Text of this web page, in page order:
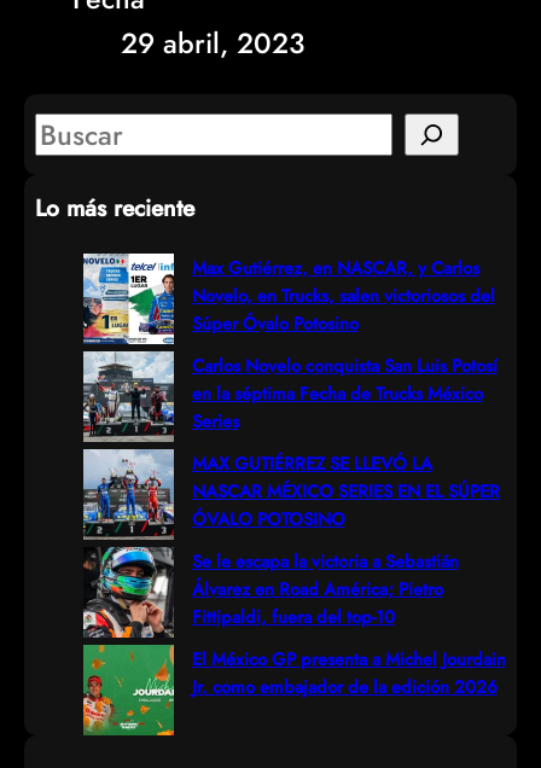
29 abril, 2023
S
a
Lo más reciente
Max Gutiérrez, en NASCAR, y Carlos
Novelo, en Trucks, salen victoriosos del
Súper Óvalo Potosino
Carlos Novelo conquista San Luis Potosí
en la séptima Fecha de Trucks México
Series
MAX GUTIÉRREZ SE LLEVÓ LA
NASCAR MÉXICO SERIES EN EL SÚPER
ÓVALO POTOSINO
Se le escapa la victoria a Sebastián
Álvarez en Road América; Pietro
Fittipaldi, fuera del top-10
El México GP presenta a Michel Jourdain
Jr. como embajador de la edición 2026